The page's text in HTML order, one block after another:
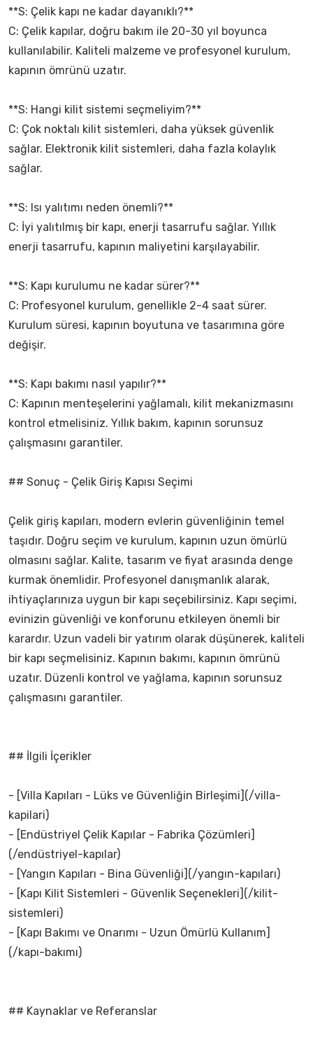
**S: Çelik kapı ne kadar dayanıklı?**
C: Çelik kapılar, doğru bakım ile 20-30 yıl boyunca
kullanılabilir. Kaliteli malzeme ve profesyonel kurulum,
kapının ömrünü uzatır.
**S: Hangi kilit sistemi seçmeliyim?**
C: Çok noktalı kilit sistemleri, daha yüksek güvenlik
sağlar. Elektronik kilit sistemleri, daha fazla kolaylık
sağlar.
**S: Isı yalıtımı neden önemli?**
C: İyi yalıtılmış bir kapı, enerji tasarrufu sağlar. Yıllık
enerji tasarrufu, kapının maliyetini karşılayabilir.
**S: Kapı kurulumu ne kadar sürer?**
C: Profesyonel kurulum, genellikle 2-4 saat sürer.
Kurulum süresi, kapının boyutuna ve tasarımına göre
değişir.
**S: Kapı bakımı nasıl yapılır?**
C: Kapının menteşelerini yağlamalı, kilit mekanizmasını
kontrol etmelisiniz. Yıllık bakım, kapının sorunsuz
çalışmasını garantiler.
## Sonuç - Çelik Giriş Kapısı Seçimi
Çelik giriş kapıları, modern evlerin güvenliğinin temel
taşıdır. Doğru seçim ve kurulum, kapının uzun ömürlü
olmasını sağlar. Kalite, tasarım ve fiyat arasında denge
kurmak önemlidir. Profesyonel danışmanlık alarak,
ihtiyaçlarınıza uygun bir kapı seçebilirsiniz. Kapı seçimi,
evinizin güvenliği ve konforunu etkileyen önemli bir
karardır. Uzun vadeli bir yatırım olarak düşünerek, kaliteli
bir kapı seçmelisiniz. Kapının bakımı, kapının ömrünü
uzatır. Düzenli kontrol ve yağlama, kapının sorunsuz
çalışmasını garantiler.
## İlgili İçerikler
- [Villa Kapıları - Lüks ve Güvenliğin Birleşimi](/villa-
kapilari)
- [Endüstriyel Çelik Kapılar - Fabrika Çözümleri]
(/endüstriyel-kapılar)
- [Yangın Kapıları - Bina Güvenliği](/yangın-kapıları)
- [Kapı Kilit Sistemleri - Güvenlik Seçenekleri](/kilit-
sistemleri)
- [Kapı Bakımı ve Onarımı - Uzun Ömürlü Kullanım]
(/kapı-bakımı)
## Kaynaklar ve Referanslar